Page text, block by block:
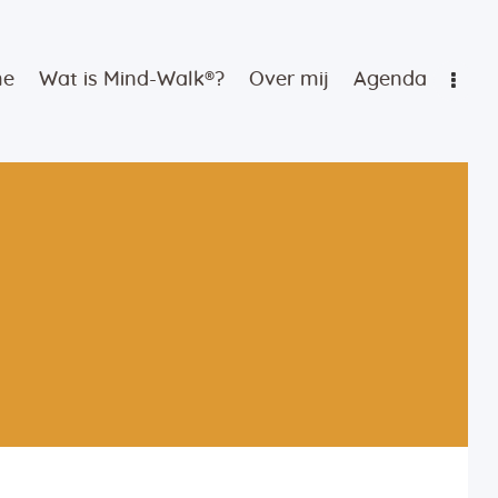
Wat is Mind-Walk®? Over mij Agenda